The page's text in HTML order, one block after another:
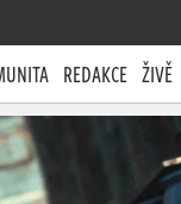
REDAKCE ŽIVĚ